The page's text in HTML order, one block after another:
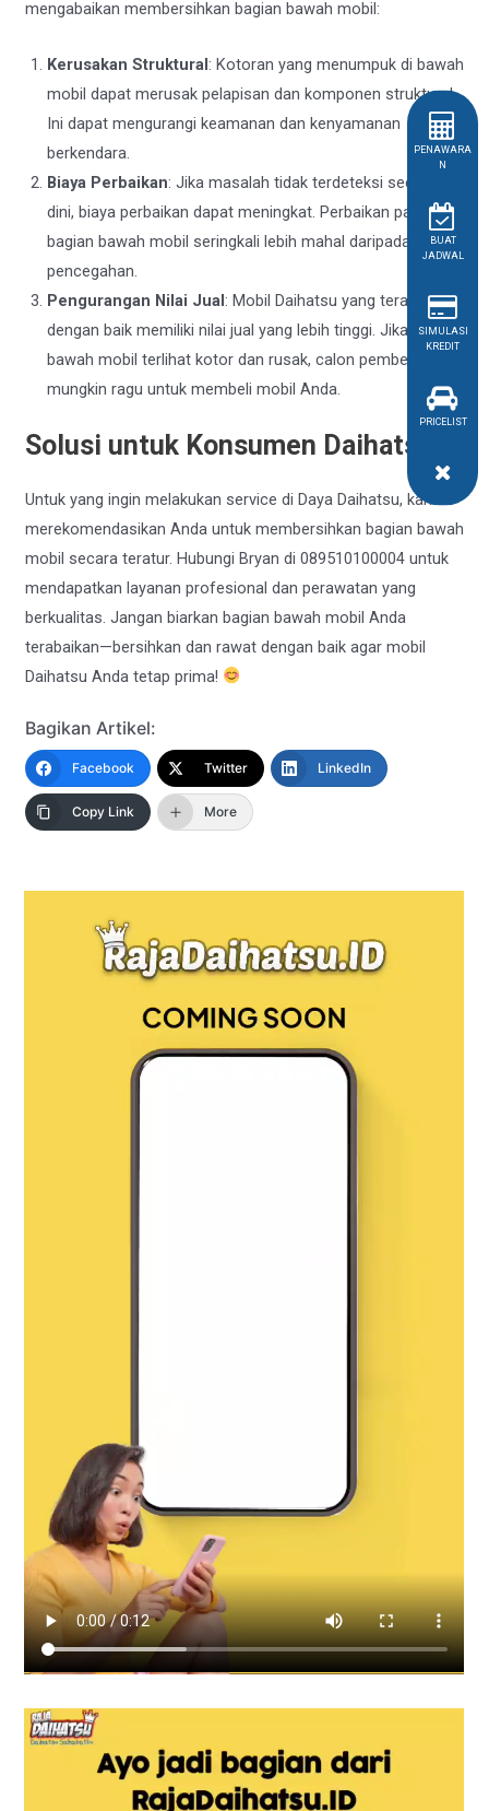
mengabaikan membersihkan bagian bawah mobil:
Kerusakan Struktural: Kotoran yang menumpuk di bawah
mobil dapat merusak pelapisan dan komponen struktural.
Ini dapat mengurangi keamanan dan kenyamanan
berkendara.
Biaya Perbaikan: Jika masalah tidak terdeteksi secara
dini, biaya perbaikan dapat meningkat. Perbaikan pada
bagian bawah mobil seringkali lebih mahal daripada
pencegahan.
Pengurangan Nilai Jual: Mobil Daihatsu yang terawat
dengan baik memiliki nilai jual yang lebih tinggi. Jika bagian
bawah mobil terlihat kotor dan rusak, calon pembeli
mungkin ragu untuk membeli mobil Anda.
Solusi untuk Konsumen Daihatsu
Untuk yang ingin melakukan service di Daya Daihatsu, kami
merekomendasikan Anda untuk membersihkan bagian bawah
mobil secara teratur. Hubungi Bryan di 089510100004 untuk
mendapatkan layanan profesional dan perawatan yang
berkualitas. Jangan biarkan bagian bawah mobil Anda
terabaikan—bersihkan dan rawat dengan baik agar mobil
Daihatsu Anda tetap prima!
Bagikan Artikel:
Facebook Twitter LinkedIn
Copy Link More
PENAWARA
N
BUAT
JADWAL
SIMULASI
KREDIT
PRICELIST